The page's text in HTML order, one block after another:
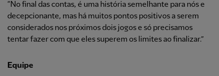
“No final das contas, é uma história semelhante para nós e
decepcionante, mas há muitos pontos positivos a serem
considerados nos próximos dois jogos e só precisamos
tentar fazer com que eles superem os limites ao finalizar.”
Equipe